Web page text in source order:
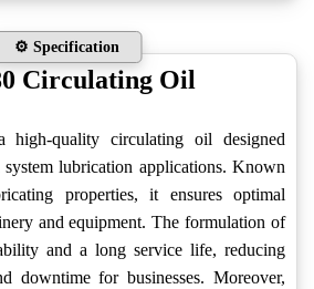
⚙️ Specification
Circulating Oil
quality circulating oil designed
lubrication applications. Known
properties, it ensures optimal
and equipment. The formulation of
and a long service life, reducing
downtime for businesses. Moreover,